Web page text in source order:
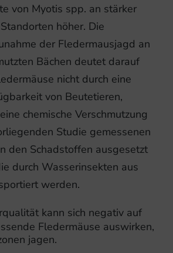
von Myotis spp. an stärker
höher. Die
der Fledermausjagd an
Bächen deutet darauf
nicht durch eine
von Beutetieren,
chemische Verschmutzung
Studie gemessenen
den Schadstoffen ausgesetzt
durch Wasserinsekten aus
werden.
kann sich negativ auf
Fledermäuse auswirken,
jagen.